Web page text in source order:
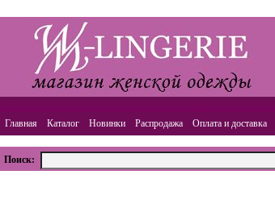
Главная Каталог Новинки Распродажа Оплата и доставка
Поиск: